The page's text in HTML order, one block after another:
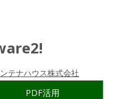
テナハウス株式会社
PDF活用